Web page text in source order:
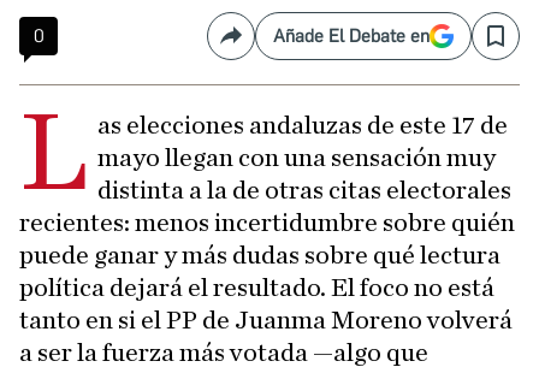
0 CompartirAñade El Debate en Save
L as elecciones andaluzas de este 17 de
mayo llegan con una sensación muy
distinta a la de otras citas electorales
recientes: menos incertidumbre sobre quién
puede ganar y más dudas sobre qué lectura
política dejará el resultado. El foco no está
tanto en si el PP de Juanma Moreno volverá
a ser la fuerza más votada —algo que